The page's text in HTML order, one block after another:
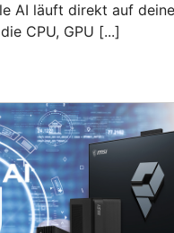
AI läuft direkt auf
CPU, GPU [...]